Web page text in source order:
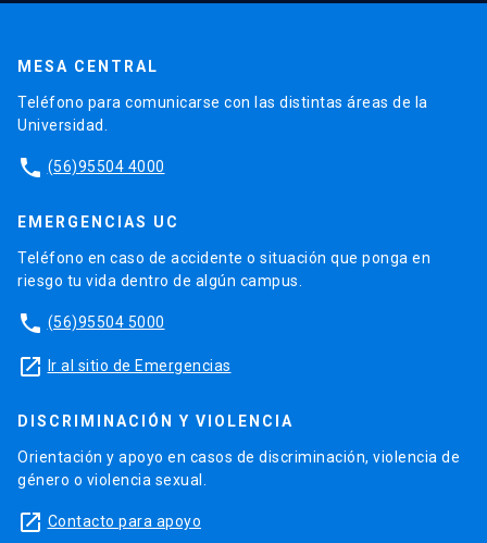
MESA CENTRAL
Teléfono para comunicarse con las distintas áreas de la
Universidad.
phone (56)95504 4000
EMERGENCIAS UC
Teléfono en caso de accidente o situación que ponga en
riesgo tu vida dentro de algún campus.
phone (56)95504 5000
launch Ir al sitio de Emergencias
DISCRIMINACIÓN Y VIOLENCIA
Orientación y apoyo en casos de discriminación, violencia de
género o violencia sexual.
launch Contacto para apoyo